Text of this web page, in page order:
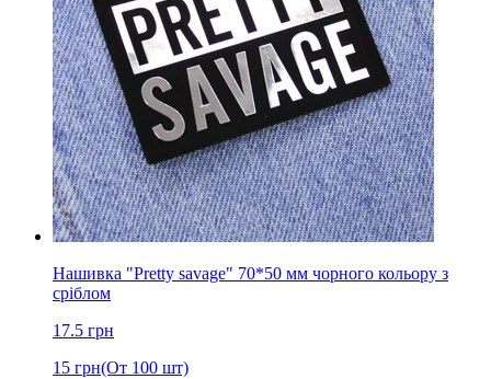
Нашивка "Pretty savage" 70*50 мм чорного кольору з
сріблом
17.5 грн
15 грн(От 100 шт)